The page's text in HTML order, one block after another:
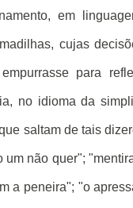
em
cujas
para
no idioma da
saltam de tais
não quer";
a peneira"; "o